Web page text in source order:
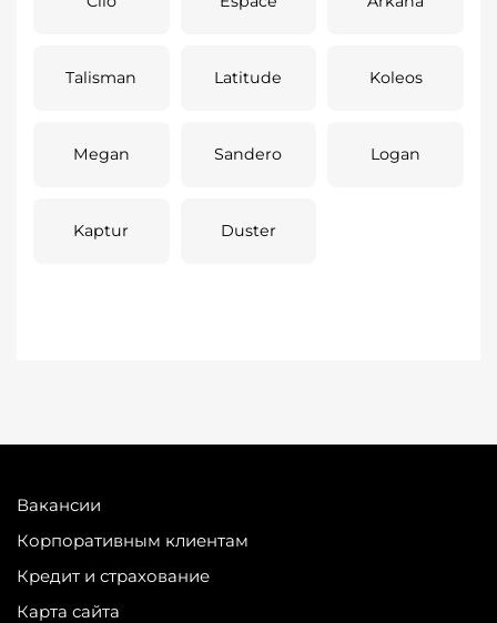
Talisman Latitude Koleos
Megan Sandero Logan
Kaptur Duster
Вакансии
Корпоративным клиентам
Кредит и страхование
Карта сайта